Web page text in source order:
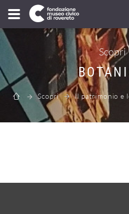
Scopri
Scopri Il patrimonio e